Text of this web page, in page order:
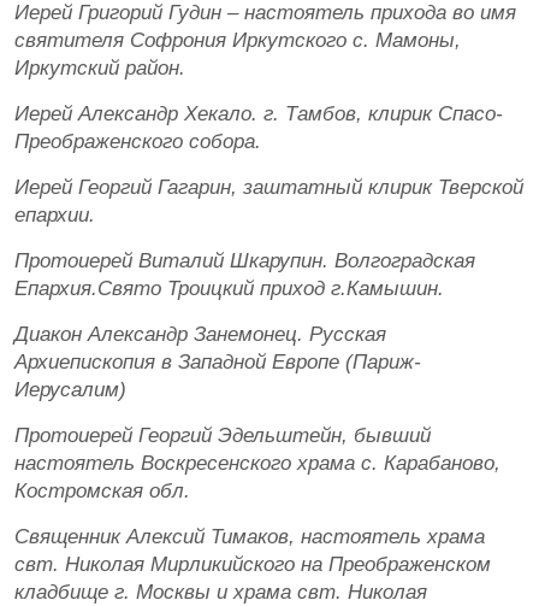
Иерей Григорий Гудин – настоятель прихода во имя
святителя Софрония Иркутского с. Мамоны,
Иркутский район.
Иерей Александр Хекало. г. Тамбов, клирик Спасо-
Преображенского собора.
Иерей Георгий Гагарин, заштатный клирик Тверской
епархии.
Протоиерей Виталий Шкарупин. Волгоградская
Епархия.Свято Троицкий приход г.Камышин.
Диакон Александр Занемонец. Русская
Архиепископия в Западной Европе (Париж-
Иерусалим)
Протоиерей Георгий Эдельштейн, бывший
настоятель Воскресенского храма с. Карабаново,
Костромская обл.
Священник Алексий Тимаков, настоятель храма
свт. Николая Мирликийского на Преображенском
кладбище г. Москвы и храма свт. Николая